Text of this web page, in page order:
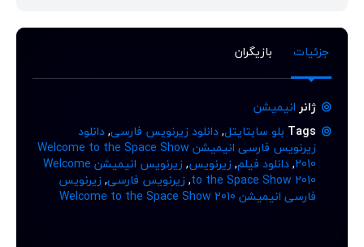
جزئیات بازیگران
ژانر انیمیشن
Tags بلو سابتایتل,دانلود زیرنویس فارسی,دانلود
زیرنویس فارسی انیمیشن Welcome to the Space Show
2010
,دانلود فیلم,زیرنویس,
زیرنویس انیمیشن Welcome
to the Space Show 2010
,زیرنویس فارسی,زیرنویس
فارسی انیمیشن Welcome to the Space Show 2010